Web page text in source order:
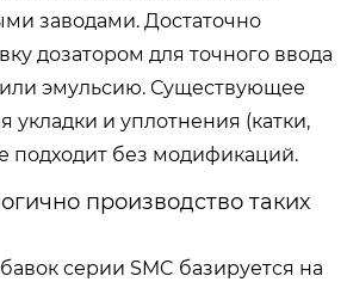
заводами. Достаточно
дозатором для точного ввода
эмульсию. Существующее
укладки и уплотнения (катки,
без модификаций.
производство таких
серии SMC базируется на